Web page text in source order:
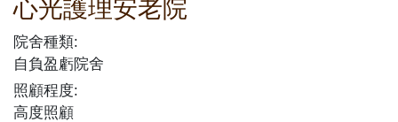
心光護理安老院
院舍種類:
自負盈虧院舍
照顧程度:
高度照顧